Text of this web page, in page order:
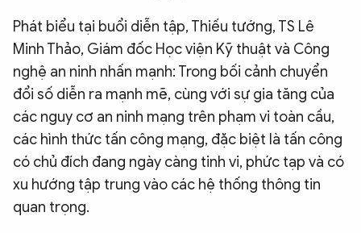
Phát biểu tại buổi diễn tập, Thiếu tướng, TS Lê
Minh Thảo, Giám đốc Học viện Kỹ thuật và Công
nghệ an ninh nhấn mạnh: Trong bối cảnh chuyển
đổi số diễn ra mạnh mẽ, cùng với sự gia tăng của
các nguy cơ an ninh mạng trên phạm vi toàn cầu,
các hình thức tấn công mạng, đặc biệt là tấn công
có chủ đích đang ngày càng tinh vi, phức tạp và có
xu hướng tập trung vào các hệ thống thông tin
quan trọng.